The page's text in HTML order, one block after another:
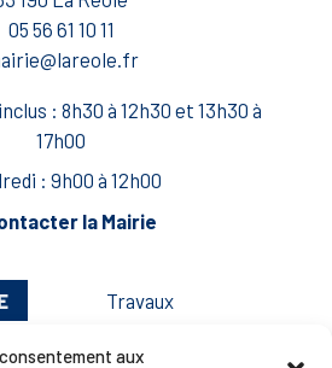
aux
05 56 61 10 11
: 8h30 à 12h30 et 13h30 à
17h00
: 9h00 à 12h00
la Mairie
Travaux